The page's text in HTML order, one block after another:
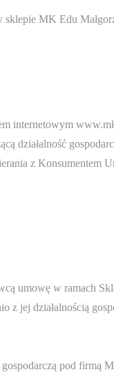
MK Edu
internetowym
działalność
z Konsumentem
umowę w ramach
z jej działalnością
gospodarczą pod firmą